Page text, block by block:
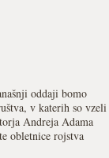
oddaji bomo
v katerih so vzeli
Andreja Adama
obletnice rojstva